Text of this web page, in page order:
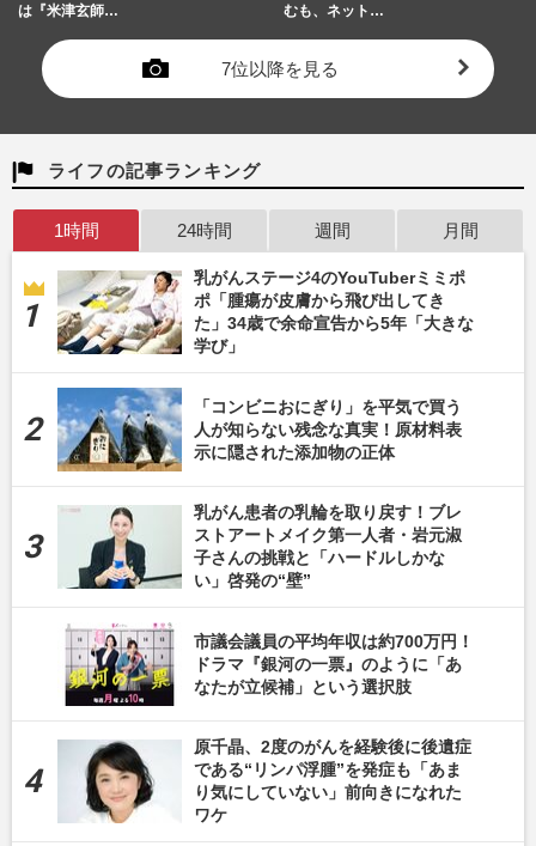
は『米津玄師…
むも、ネット…
7位以降を見る
ライフの記事ランキング
1時間 24時間 週間 月間
乳がんステージ4のYouTuberミミポ
ポ「腫瘍が皮膚から飛び出してき
た」34歳で余命宣告から5年「大きな
学び」
「コンビニおにぎり」を平気で買う
人が知らない残念な真実！原材料表
示に隠された添加物の正体
乳がん患者の乳輪を取り戻す！ブレ
ストアートメイク第一人者・岩元淑
子さんの挑戦と「ハードルしかな
い」啓発の“壁”
市議会議員の平均年収は約700万円！
ドラマ『銀河の一票』のように「あ
なたが立候補」という選択肢
原千晶、2度のがんを経験後に後遺症
である“リンパ浮腫”を発症も「あま
り気にしていない」前向きになれた
ワケ